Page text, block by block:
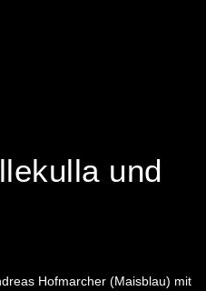
und
Hofmarcher (Maisblau) mit